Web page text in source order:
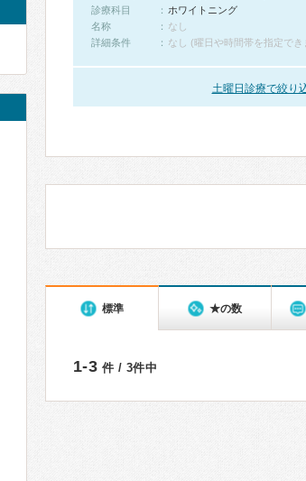
診療科目
ホワイトニング
名称
なし
詳細条件
なし (曜日や時間帯を指定でき
土曜日診療で絞り
標準 ★の数
1-3 件 / 3件中